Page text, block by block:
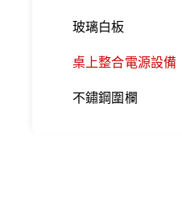
玻璃白板
桌上整合電源設備
不鏽鋼圍欄